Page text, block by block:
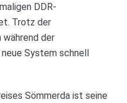
DDR-
Trotz der
während der
System schnell
Sömmerda ist seine